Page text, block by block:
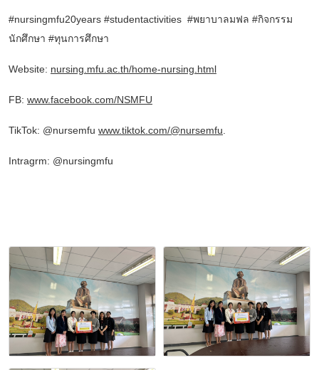
#nursingmfu20years #studentactivities #พยาบาลมฟล #กิจกรรม
นักศึกษา #ทุนการศึกษา
Website: nursing.mfu.ac.th/home-nursing.html
FB: www.facebook.com/NSMFU
TikTok: @nursemfu www.tiktok.com/@nursemfu
Intragrm: @nursingmfu